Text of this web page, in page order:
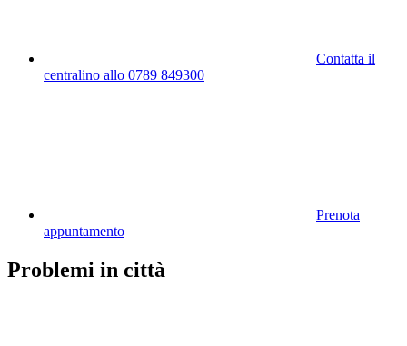
Contatta il
centralino allo 0789 849300
Prenota
appuntamento
Problemi in città